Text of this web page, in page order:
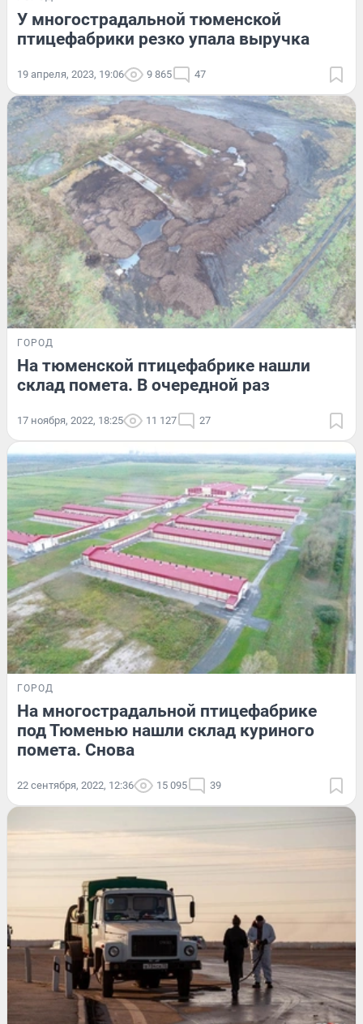
У многострадальной тюменской
птицефабрики резко упала выручка
19 апреля, 2023, 19:06 9 865 47
ГОРОД
На тюменской птицефабрике нашли
склад помета. В очередной раз
17 ноября, 2022, 18:25 11 127 27
ГОРОД
На многострадальной птицефабрике
под Тюменью нашли склад куриного
помета. Снова
22 сентября, 2022, 12:36 15 095 39